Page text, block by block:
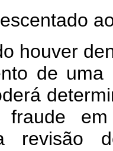
houver
de
em
revisão